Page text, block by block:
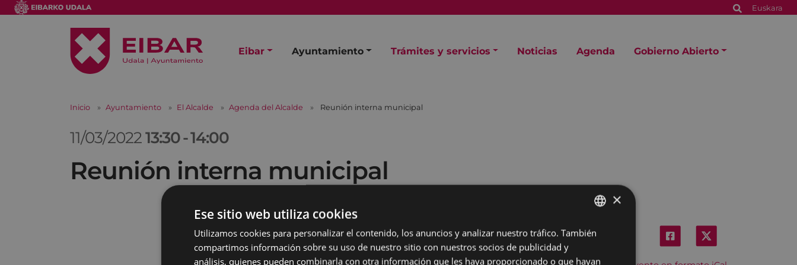
Euskara
Eibar Ayuntamiento Trámites y servicios Noticias Agenda Gobierno Abierto
Inicio Ayuntamiento El Alcalde Agenda del Alcalde Reunión interna municipal
11/03/202213:30-14:00
Reunión interna municipal
BASQUE
×
Ese sitio web utiliza cookies
Utilizamos cookies para personalizar el contenido, los anuncios y analizar nuestro tráfico. También
compartimos información sobre su uso de nuestro sitio con nuestros socios de publicidad y
análisis, quienes pueden combinarla con otra información que les haya proporcionado o que hayan